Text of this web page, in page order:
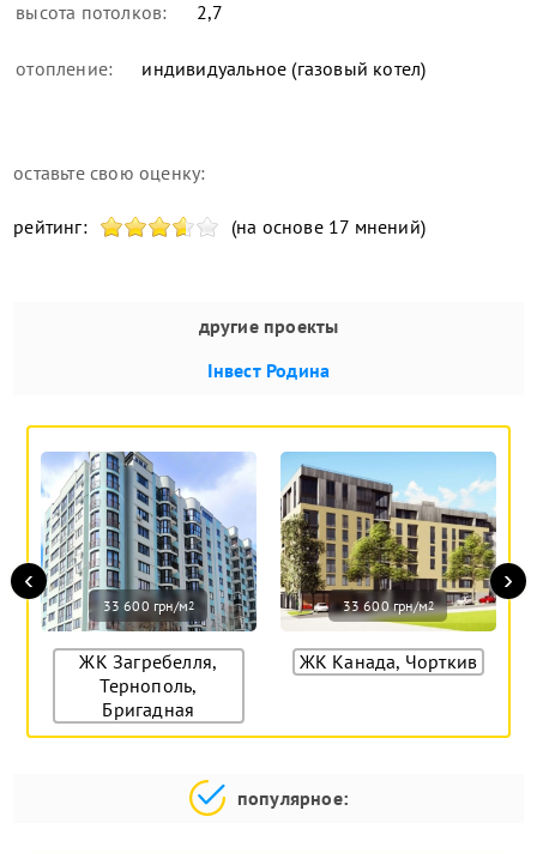
высота потолков: 2,7
отопление: индивидуальное (газовый котел)
оставьте свою оценку:
рейтинг: (на основе 17 мнений)
другие проекты
Інвест Родина
33 600 грн/м2
ЖК Загребелля,
Тернополь,
Бригадная
33 600 грн/м2
ЖК Канада, Чорткив
‹ ›
популярное: